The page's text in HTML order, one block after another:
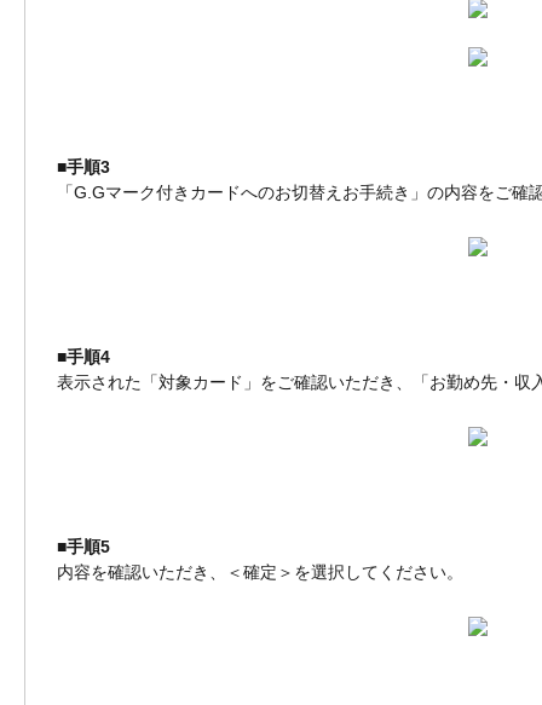
■手順3
「G.Gマーク付きカードへのお切替えお手続き」の内容をご
■手順4
表示された「対象カード」をご確認いただき、「お勤め先・
■手順5
内容を確認いただき、＜確定＞を選択してください。